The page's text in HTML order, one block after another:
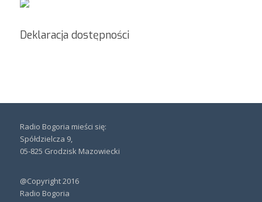
Deklaracja dostępności
Radio Bogoria mieści się:
Spółdzielcza 9,
05-825 Grodzisk Mazowiecki
@Copyright 2016
Radio Bogoria